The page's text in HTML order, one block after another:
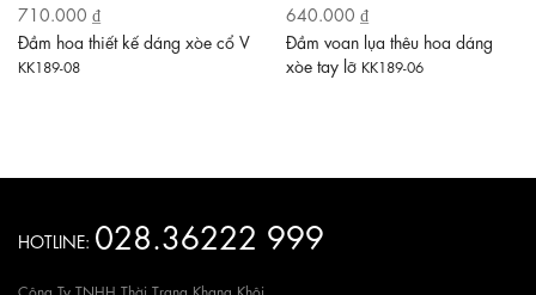
710.000 ₫
Đầm hoa thiết kế dáng xòe cổ V
KK189-08
640.000 ₫
Đầm voan lụa thêu hoa dáng
xòe tay lỡ KK189-06
HOTLINE: 028.36222 999
Công Ty TNHH Thời Trang Khang Khôi